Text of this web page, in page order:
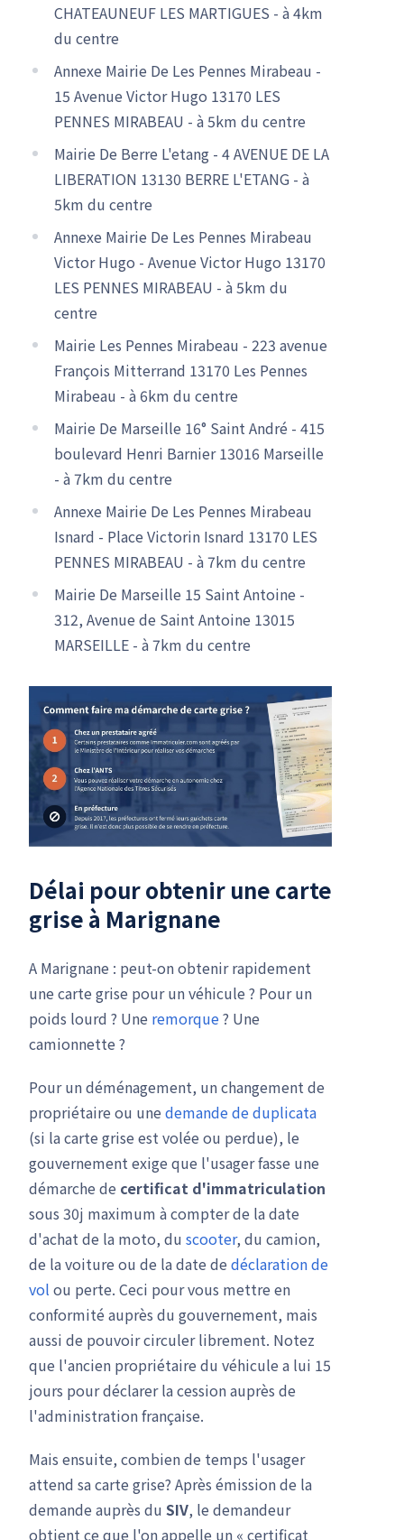
CHATEAUNEUF LES MARTIGUES - à 4km
du centre
Annexe Mairie De Les Pennes Mirabeau -
15 Avenue Victor Hugo 13170 LES
PENNES MIRABEAU - à 5km du centre
Mairie De Berre L'etang - 4 AVENUE DE LA
LIBERATION 13130 BERRE L'ETANG - à
5km du centre
Annexe Mairie De Les Pennes Mirabeau
Victor Hugo - Avenue Victor Hugo 13170
LES PENNES MIRABEAU - à 5km du
centre
Mairie Les Pennes Mirabeau - 223 avenue
François Mitterrand 13170 Les Pennes
Mirabeau - à 6km du centre
Mairie De Marseille 16° Saint André - 415
boulevard Henri Barnier 13016 Marseille
- à 7km du centre
Annexe Mairie De Les Pennes Mirabeau
Isnard - Place Victorin Isnard 13170 LES
PENNES MIRABEAU - à 7km du centre
Mairie De Marseille 15 Saint Antoine -
312, Avenue de Saint Antoine 13015
MARSEILLE - à 7km du centre
Délai pour obtenir une carte
grise à Marignane
A Marignane : peut-on obtenir rapidement
une carte grise pour un véhicule ? Pour un
poids lourd ? Une remorque? Une
camionnette ?
Pour un déménagement, un changement de
propriétaire ou une demande de duplicata
(si la carte grise est volée ou perdue), le
gouvernement exige que l'usager fasse une
démarche de certificat d'immatriculation
sous 30j maximum à compter de la date
d'achat de la moto, du scooter, du camion,
de la voiture ou de la date de déclaration de
vol ou perte. Ceci pour vous mettre en
conformité auprès du gouvernement, mais
aussi de pouvoir circuler librement. Notez
que l'ancien propriétaire du véhicule a lui 15
jours pour déclarer la cession auprès de
l'administration française.
Mais ensuite, combien de temps l'usager
attend sa carte grise? Après émission de la
demande auprès du SIV, le demandeur
obtient ce que l'on appelle un « certificat